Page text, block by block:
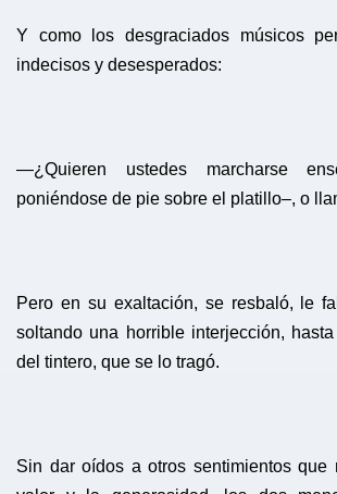
Y como los desgraciados músicos
indecisos y desesperados:
—¿Quieren ustedes marcharse
poniéndose de pie sobre el platillo–, o
Pero en su exaltación, se resbaló, le
soltando una horrible interjección,
del tintero, que se lo tragó.
Sin dar oídos a otros sentimientos que